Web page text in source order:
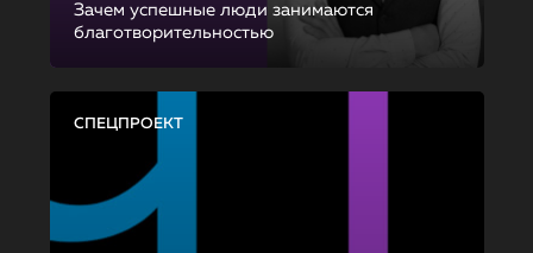
Зачем успешные люди занимаются
благотворительностью
СПЕЦПРОЕКТ